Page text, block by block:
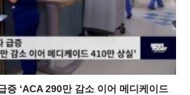
증 ‘ACA 290만 감소 이어 메디케이드